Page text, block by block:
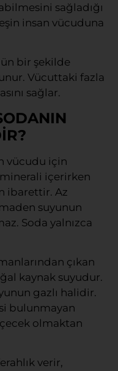
sağladığı
insan vücuduna
bir şekilde
Vücuttaki fazla
sağlar.
vücudu için
içerirken
ibarettir. Az
suyunun
Soda yalnızca
çıkan
kaynak suyudur.
gazlı halidir.
bulunmayan
olmaktan
verir,